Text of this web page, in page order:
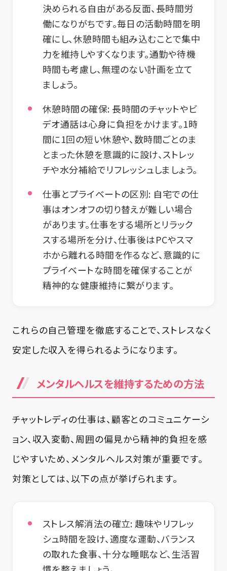
決められる自由がある反面、長時間労
働になりがちです。毎日の活動時間を明
確にし、休憩時間も組み込むことで集中
力を維持しやすくなります。通勤や待機
時間も考慮し、無理のない計画を立て
ましょう。
休憩時間の確保:長時間のチャットやビ
デオ通話は心身に負担をかけます。1時
間に1回の短い休憩や、数時間ごとのま
とまった休憩を意識的に設け、ストレッ
チや水分補給でリフレッシュしましょう。
仕事とプライベートの区別: 自宅での仕
事はオンオフの切り替えが難しい場合
があります。仕事をする場所とリラック
スする場所を分け、仕事後はPCやスマ
ホから離れる時間を作るなど、意識的に
プライベートな時間を確保することが
精神的な健康維持に繋がります。
これらの自己管理を徹底することで、ストレスなく
安定した収入を得られるようになります。
メンタルヘルスを維持するための方法
チャットレディの仕事は、顧客とのコミュニケーシ
ョン、収入変動、周囲の偏見から精神的負担を感
じやすいため、メンタルヘルス対策が重要です。
対策としては、以下の点が挙げられます。
ストレス解消法の確立: 趣味やリフレッ
シュ時間を設け、適度な運動、バランス
の取れた食事、十分な睡眠など、生活習